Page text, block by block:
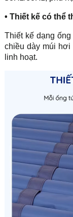
• Thiết kế có thể
Thiết kế dạng
chiều dày múi
linh hoạt.